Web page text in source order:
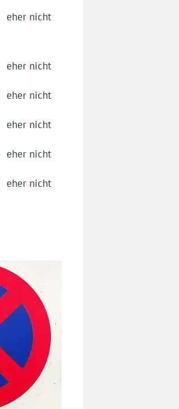
eher nicht
eher nicht
eher nicht
eher nicht
eher nicht
eher nicht